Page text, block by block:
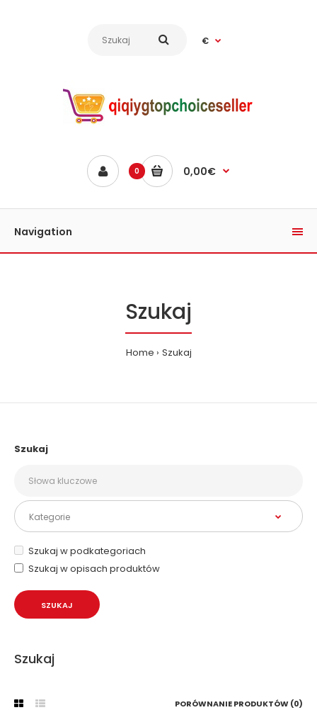
€
0 0,00€
Navigation
Szukaj
Home Szukaj
Szukaj
Szukaj w podkategoriach
Szukaj w opisach produktów
Szukaj
PORÓWNANIE PRODUKTÓW (0)